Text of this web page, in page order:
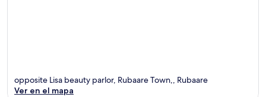
opposite Lisa beauty parlor, Rubaare Town,, Rubaare
Ver en el mapa